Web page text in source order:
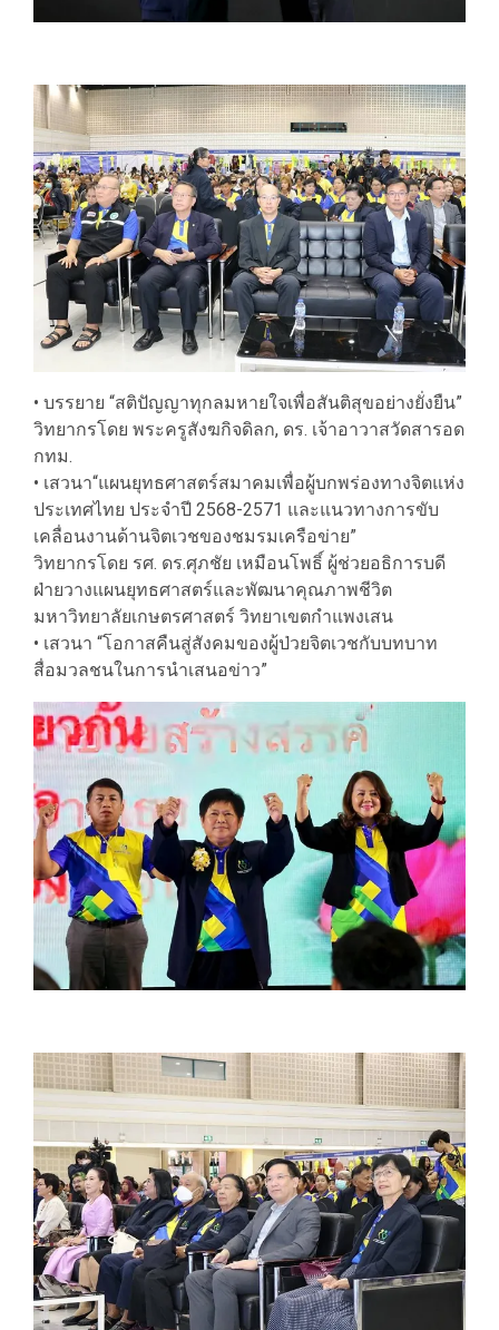
• บรรยาย “สติปัญญาทุกลมหายใจเพื่อสันติสุขอย่างยั่งยืน”
วิทยากรโดย พระครูสังฆกิจดิลก, ดร. เจ้าอาวาสวัดสารอด
กทม.
• เสวนา“แผนยุทธศาสตร์สมาคมเพื่อผู้บกพร่องทางจิตแห่ง
ประเทศไทย ประจำปี 2568-2571 และแนวทางการขับ
เคลื่อนงานด้านจิตเวชของชมรมเครือข่าย”
วิทยากรโดย รศ. ดร.ศุภชัย เหมือนโพธิ์ ผู้ช่วยอธิการบดี
ฝ่ายวางแผนยุทธศาสตร์และพัฒนาคุณภาพชีวิต
มหาวิทยาลัยเกษตรศาสตร์ วิทยาเขตกำแพงเสน
• เสวนา “โอกาสคืนสู่สังคมของผู้ป่วยจิตเวชกับบทบาท
สื่อมวลชนในการนำเสนอข่าว”